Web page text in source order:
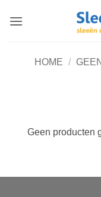
naar
HOME /
Geen producten